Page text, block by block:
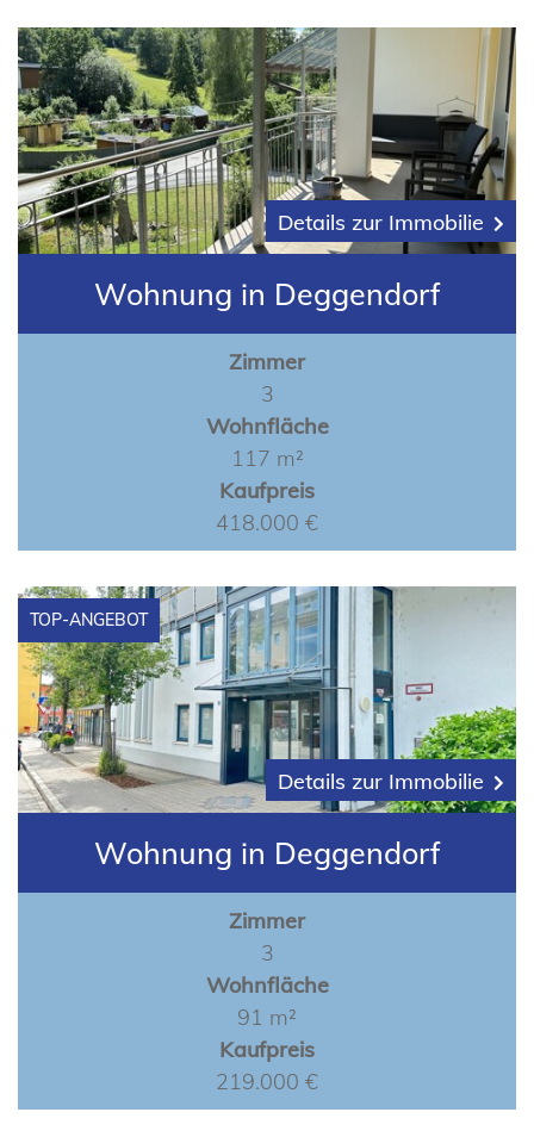
Details zur Immobilie
Wohnung in Deggendorf
Zimmer
3
Wohnfläche
117 m²
Kaufpreis
418.000 €
TOP-ANGEBOT
Details zur Immobilie
Wohnung in Deggendorf
Zimmer
3
Wohnfläche
91 m²
Kaufpreis
219.000 €